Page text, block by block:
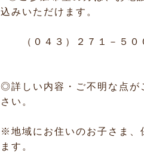
込みいただけます。
（０４３）２７１－５０
◎詳しい内容・ご不明な点が
さい。
※地域にお住いのお子さま、
ます。